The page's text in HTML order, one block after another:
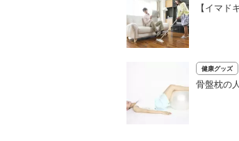
【イマ
健康グッズ
骨盤枕の